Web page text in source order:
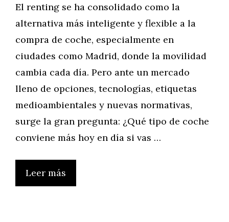
El renting se ha consolidado como la
alternativa más inteligente y flexible a la
compra de coche, especialmente en
ciudades como Madrid, donde la movilidad
cambia cada día. Pero ante un mercado
lleno de opciones, tecnologías, etiquetas
medioambientales y nuevas normativas,
surge la gran pregunta: ¿Qué tipo de coche
conviene más hoy en día si vas …
Leer más